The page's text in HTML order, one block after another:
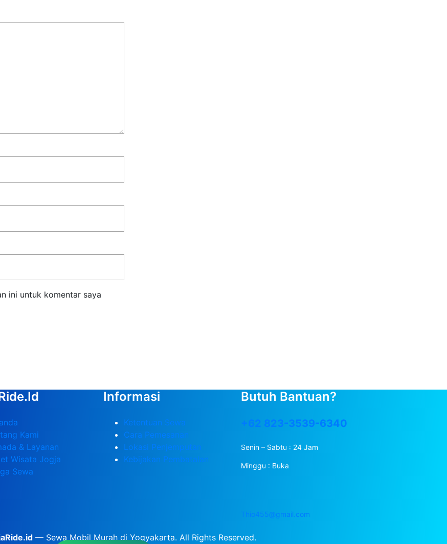
ini untuk komentar saya
Kami
& Layanan
Wisata Jogja
Sewa
Informasi
Ketentuan Sewa
Cara Pemesanan
Lokasi Penjemputan
Kebijakan Pembatalan
Butuh Bantuan?
+62 823-3539-6340
Senin – Sabtu : 24 Jam
Minggu : Buka
Thio455@gmail.com
— Sewa Mobil Murah di Yogyakarta. All Rights Reserved.